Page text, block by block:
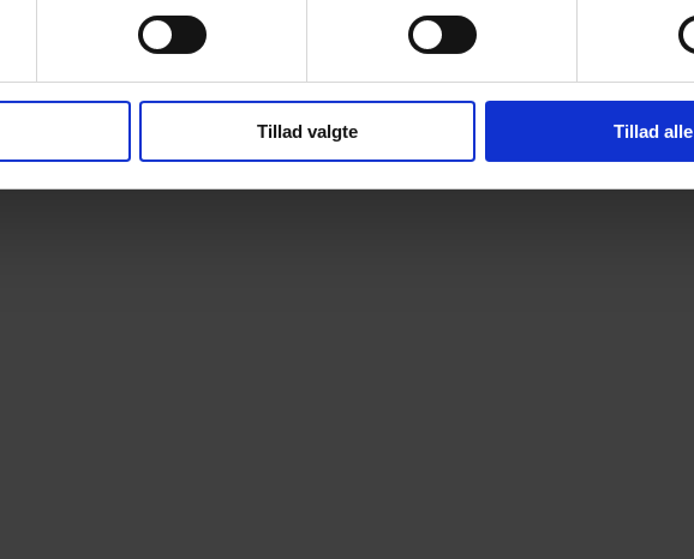
Tillad valgte Tillad alle